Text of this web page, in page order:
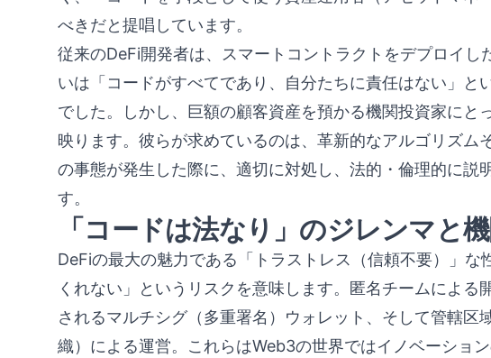
べきだと提唱しています。
従来のDeFi開発者は、スマートコントラクトをデプロイし
いは「コードがすべてであり、自分たちに責任はない」と
でした。しかし、巨額の顧客資産を預かる機関投資家にと
映ります。彼らが求めているのは、革新的なアルゴリズム
の事態が発生した際に、適切に対処し、法的・倫理的に説
す。
「コードは法なり」のジレンマと
DeFiの最大の魅力である「トラストレス（信頼不要）」な
くれない」というリスクを意味します。匿名チームによる
されるマルチシグ（多重署名）ウォレット、そして管轄区
織）による運営。これらはWeb3の世界ではイノベーショ